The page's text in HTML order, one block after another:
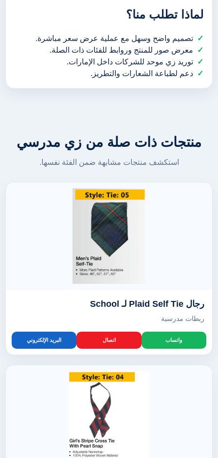
لماذا تطلب منا؟
تصميم واضح وسهل مع عملية عرض سعر مباشرة.
معرض صور للمنتج وروابط للفئات ذات الصلة.
توريد زي موحد للشركات داخل الإمارات.
دعم لطباعة الشعارات والتطريز.
منتجات ذات صلة من زي مدرسي
استكشف منتجات مشابهة ضمن الفئة نفسها.
رجال Plaid Self Tie لـ School
ربطات مدرسية
واتساب اتصال البريد الإلكتروني